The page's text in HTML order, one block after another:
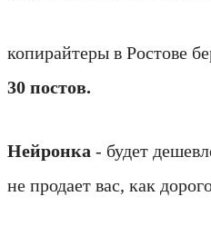
копирайтеры в Ростове
30 постов.
Нейронка - будет
не продает вас, как